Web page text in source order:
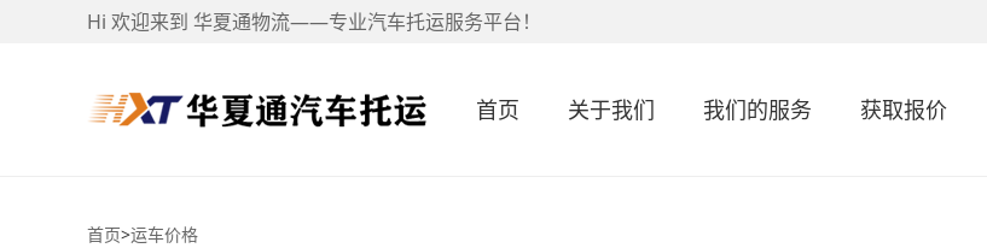
Hi 欢迎来到 华夏通物流——专业汽车托运服务平台！
首页 关于我们 我们的服务 获取报价
首页>运车价格